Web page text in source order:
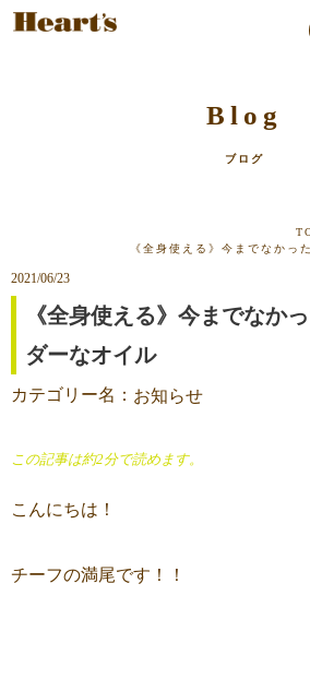
Blog
ブログ
《全身使える》今までなかっ
2021/06/23
《全身使える》今までなか
ダーなオイル
カテゴリー名： お知らせ
この記事は約2分で読めます。
こんにちは！
チーフの満尾です！！